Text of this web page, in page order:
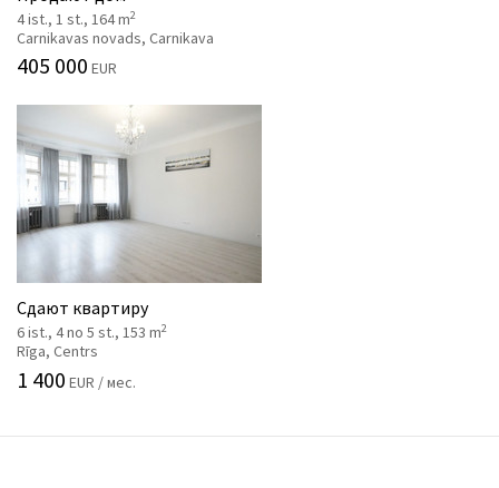
4 ist., 1 st., 164 m2
Carnikavas novads, Carnikava
405 000 EUR
Сдают квартиру
6 ist., 4 no 5 st., 153 m2
Rīga, Centrs
1 400 EUR / мес.